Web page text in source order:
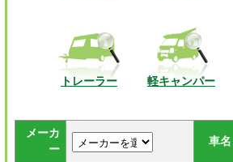
トレーラー 軽キャンパー
メーカ
ー
車名